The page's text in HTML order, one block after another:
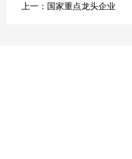
上一： 国家重点龙头企业